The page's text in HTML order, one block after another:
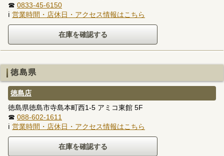
☎ 0833-45-6150
ℹ 営業時間・店休日・アクセス情報はこちら
徳島県
徳島店
徳島県徳島市寺島本町西1-5 アミコ東館 5F
☎ 088-602-1611
ℹ 営業時間・店休日・アクセス情報はこちら